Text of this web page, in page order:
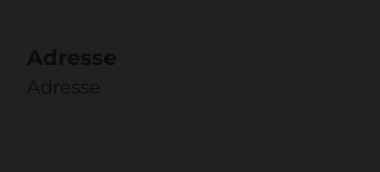
Adresse
Adresse